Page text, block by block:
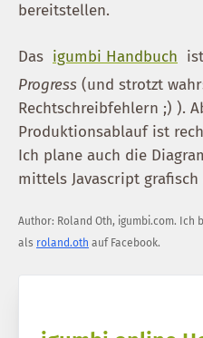
bereitstellen.
Das igumbi Handbuch
Progress (und strotzt
Rechtschreibfehlern ;) ).
Produktionsablauf ist
Ich plane auch die
mittels Javascript
Author: Roland Oth, igumbi.com. Ich
als roland.oth auf Facebook.